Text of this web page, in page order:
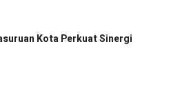
Kota Perkuat Sinergi